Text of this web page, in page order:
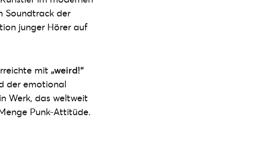
Soundtrack der
junger Hörer auf
mit „weird!“
der emotional
Werk, das weltweit
Punk-Attitüde.